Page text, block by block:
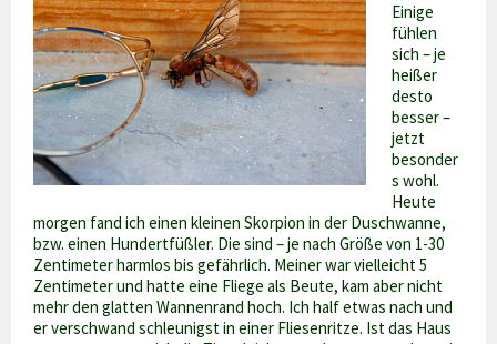
Einige
fühlen
sich – je
heißer
desto
besser –
jetzt
besonder
s wohl.
Heute
morgen fand ich einen kleinen Skorpion in der Duschwanne,
bzw. einen Hundertfüßler. Die sind – je nach Größe von 1-30
Zentimeter harmlos bis gefährlich. Meiner war vielleicht 5
Zentimeter und hatte eine Fliege als Beute, kam aber nicht
mehr den glatten Wannenrand hoch. Ich half etwas nach und
er verschwand schleunigst in einer Fliesenritze. Ist das Haus